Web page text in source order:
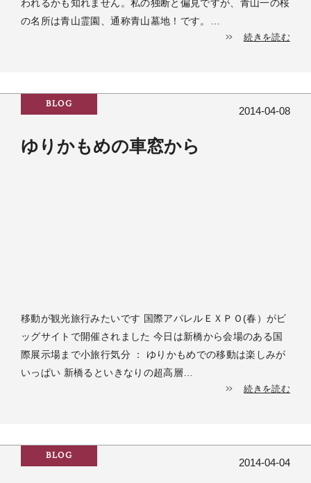
われるかも知れません。私の独断と偏見ですが、青山一の桜
の名所は青山霊園、通称青山墓地！です。…
続きを読む
BLOG
2014-04-08
ゆりかもめの車窓から
移動が観光旅行みたいです 国際アパレルＥＸＰＯ(春）がビ
ッグサイトで開催されました 今日は新橋から会場のある国
際展示場まで小旅行気分 ： ゆりかもめでの移動は楽しみが
いっぱい 新橋るといきなりの超高層…
続きを読む
BLOG
2014-04-04